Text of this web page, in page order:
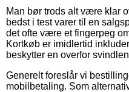
Man bør trods alt være klar
bedst i test varer til en
det ofte være et fingerpeg
Kortkøb er imidlertid
beskytter en overfor
Generelt foreslår vi
mobilbetaling. Som